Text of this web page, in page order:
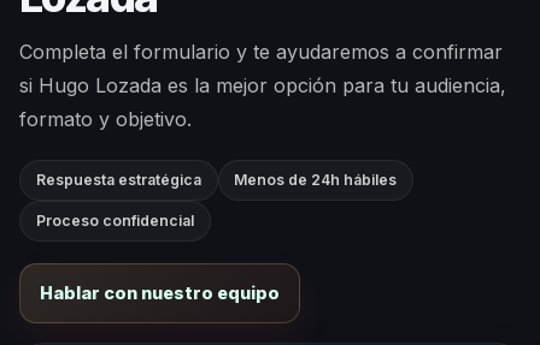
Completa el formulario y te ayudaremos a confirmar
si Hugo Lozada es la mejor opción para tu audiencia,
formato y objetivo.
Respuesta estratégica Menos de 24h hábiles
Proceso confidencial
Hablar con nuestro equipo